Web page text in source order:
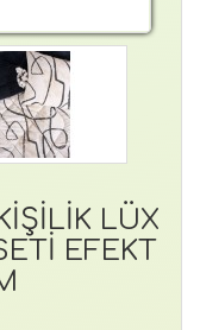
LÜX
EFEKT